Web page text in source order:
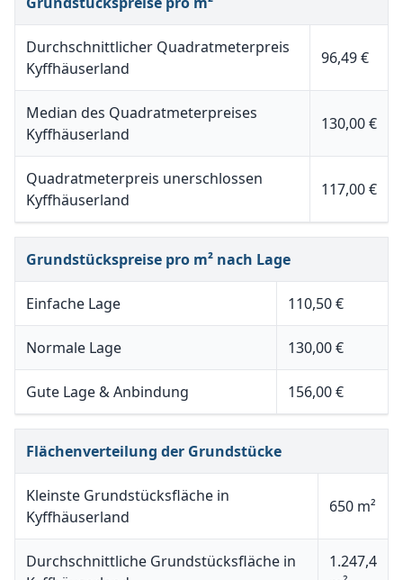
Durchschnittlicher Quadratmeterpreis
Kyffhäuserland
96,49 €
Median des Quadratmeterpreises
Kyffhäuserland
130,00 €
Quadratmeterpreis unerschlossen
Kyffhäuserland
117,00 €
Grundstückspreise pro m² nach Lage
Einfache Lage 110,50 €
Normale Lage 130,00 €
Gute Lage & Anbindung 156,00 €
Flächenverteilung der Grundstücke
Kleinste Grundstücksfläche in
Kyffhäuserland
650 m²
Durchschnittliche Grundstücksfläche in
1.247,4